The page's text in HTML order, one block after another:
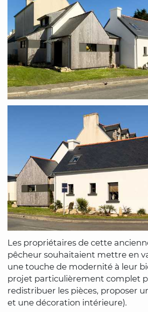
Les propriétaires de cette
pêcheur souhaitaient mettre en
une touche de modernité à leur
projet particulièrement complet
redistribuer les pièces, proposer
et une décoration intérieure).